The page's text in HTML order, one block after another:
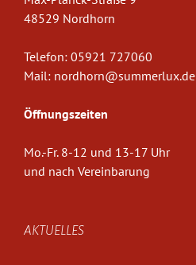
48529 Nordhorn
Telefon: 05921 727060
Mail: nordhorn@summerlux.de
Öffnungszeiten
Mo.-Fr. 8-12 und 13-17 Uhr
und nach Vereinbarung
AKTUELLES